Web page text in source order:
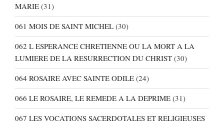
MARIE (31)
061 MOIS DE SAINT MICHEL (30)
062 L ESPERANCE CHRETIENNE OU LA MORT A LA
LUMIERE DE LA RESURRECTION DU CHRIST (30)
064 ROSAIRE AVEC SAINTE ODILE (24)
066 LE ROSAIRE, LE REMEDE A LA DEPRIME (31)
067 LES VOCATIONS SACERDOTALES ET RELIGIEUSES